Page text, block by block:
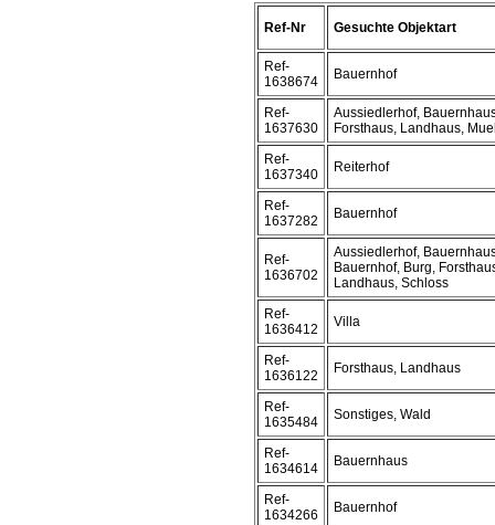
Ref-Nr Gesuchte Objektart
Ref-
1638674
Bauernhof
Ref-
1637630
Aussiedlerhof,
Forsthaus, Landhaus,
Ref-
1637340
Reiterhof
Ref-
1637282
Bauernhof
Ref-
1636702
Aussiedlerhof,
Bauernhof, Burg,
Landhaus, Schloss
Ref-
1636412
Villa
Ref-
1636122
Forsthaus, Landhaus
Ref-
1635484
Sonstiges, Wald
Ref-
1634614
Bauernhaus
Ref-
1634266
Bauernhof